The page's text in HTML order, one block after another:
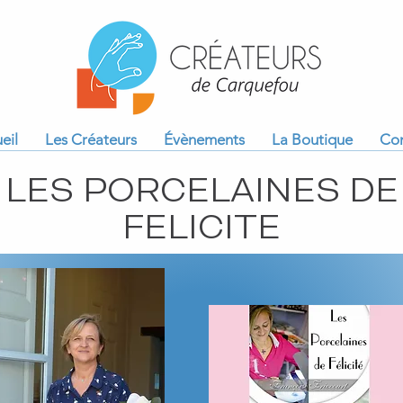
Les Créateurs Évènements La Boutique
LES PORCELAINES DE
FELICITE